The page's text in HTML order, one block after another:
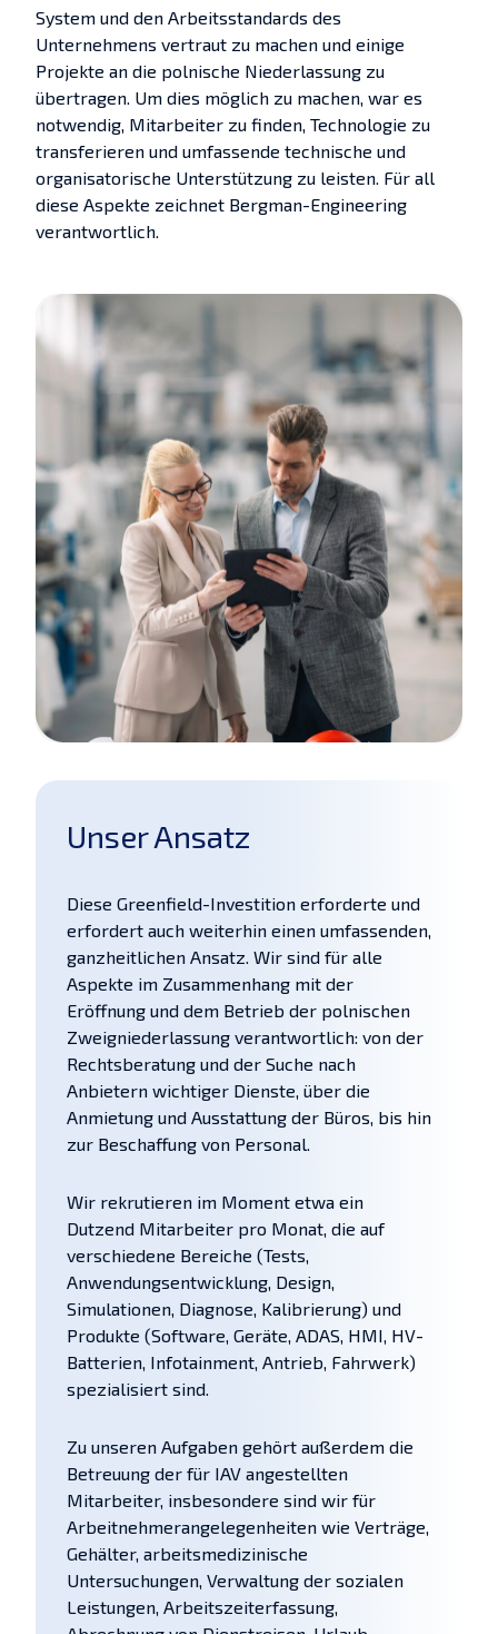
System und den Arbeitsstandards des
Unternehmens vertraut zu machen und einige
Projekte an die polnische Niederlassung zu
übertragen. Um dies möglich zu machen, war es
notwendig, Mitarbeiter zu finden, Technologie zu
transferieren und umfassende technische und
organisatorische Unterstützung zu leisten. Für all
diese Aspekte zeichnet Bergman-Engineering
verantwortlich.
Unser Ansatz
Diese Greenfield-Investition erforderte und
erfordert auch weiterhin einen umfassenden,
ganzheitlichen Ansatz. Wir sind für alle
Aspekte im Zusammenhang mit der
Eröffnung und dem Betrieb der polnischen
Zweigniederlassung verantwortlich: von der
Rechtsberatung und der Suche nach
Anbietern wichtiger Dienste, über die
Anmietung und Ausstattung der Büros, bis hin
zur Beschaffung von Personal.
Wir rekrutieren im Moment etwa ein
Dutzend Mitarbeiter pro Monat, die auf
verschiedene Bereiche (Tests,
Anwendungsentwicklung, Design,
Simulationen, Diagnose, Kalibrierung) und
Produkte (Software, Geräte, ADAS, HMI, HV-
Batterien, Infotainment, Antrieb, Fahrwerk)
spezialisiert sind.
Zu unseren Aufgaben gehört außerdem die
Betreuung der für IAV angestellten
Mitarbeiter, insbesondere sind wir für
Arbeitnehmerangelegenheiten wie Verträge,
Gehälter, arbeitsmedizinische
Untersuchungen, Verwaltung der sozialen
Leistungen, Arbeitszeiterfassung,